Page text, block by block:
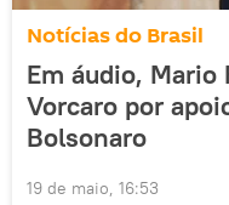
Notícias do Brasil
Em áudio, Mario
Vorcaro por
Bolsonaro
19 de maio, 16:53